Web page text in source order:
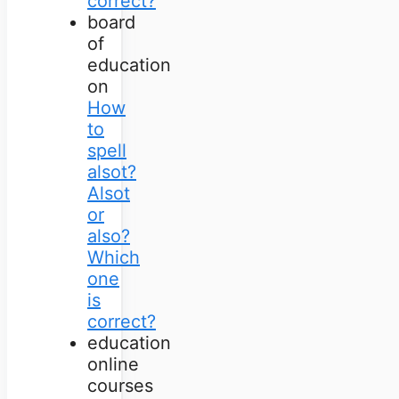
board
of
education
on
How
to
spell
alsot?
Alsot
or
also?
Which
one
is
correct?
education
online
courses